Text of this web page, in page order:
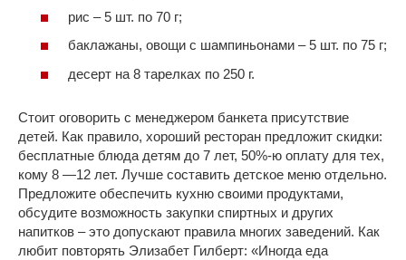
рис – 5 шт. по 70 г;
баклажаны, овощи с шампиньонами – 5 шт. по 75 г;
десерт на 8 тарелках по 250 г.
Стоит оговорить с менеджером банкета присутствие
детей. Как правило, хороший ресторан предложит скидки:
бесплатные блюда детям до 7 лет, 50%-ю оплату для тех,
кому 8 —12 лет. Лучше составить детское меню отдельно.
Предложите обеспечить кухню своими продуктами,
обсудите возможность закупки спиртных и других
напитков – это допускают правила многих заведений. Как
любит повторять Элизабет Гилберт: «Иногда еда